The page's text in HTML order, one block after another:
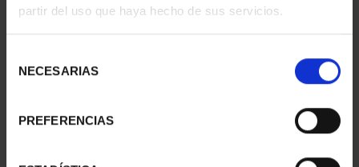
partir del uso que haya hecho de sus servicios.
NECESARIAS
PREFERENCIAS
PICASSO (2023)